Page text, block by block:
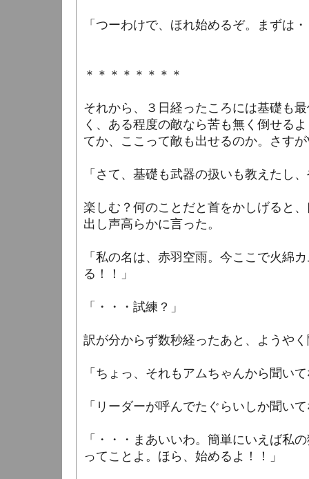
「つーわけで、ほれ始めるぞ。まずは
＊＊＊＊＊＊＊＊
それから、３日経ったころには基礎も
く、ある程度の敵なら苦も無く倒せる
てか、ここって敵も出せるのか。さす
「さて、基礎も武器の扱いも教えたし
楽しむ？何のことだと首をかしげると
出し声高らかに言った。
「私の名は、赤羽空雨。今ここで火綿
る！！」
「・・・試練？」
訳が分からず数秒経ったあと、ようや
「ちょっ、それもアムちゃんから聞い
「リーダーが呼んでたぐらいしか聞い
「・・・まあいいわ。簡単にいえば私
ってことよ。ほら、始めるよ！！」